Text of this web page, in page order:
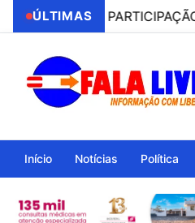
ÚLTIMAS
PARTICIPAÇÃO NO
Início Notícias Política